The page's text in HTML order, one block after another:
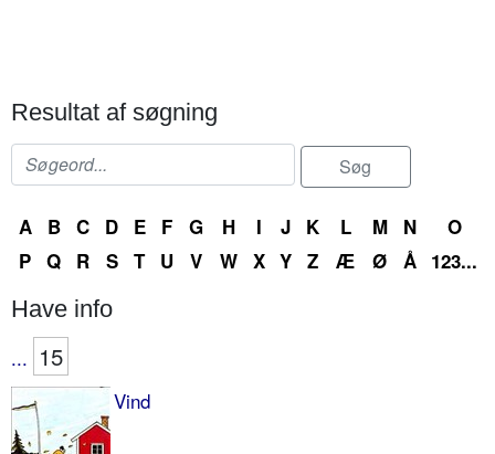
Resultat af søgning
A B C D E F G H I J K L M N
O
P Q R S T U V W X Y Z Æ Ø Å 123...
Have info
... 15
Vind